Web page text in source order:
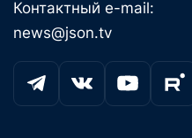
Контактный e-mail:
news@json.tv